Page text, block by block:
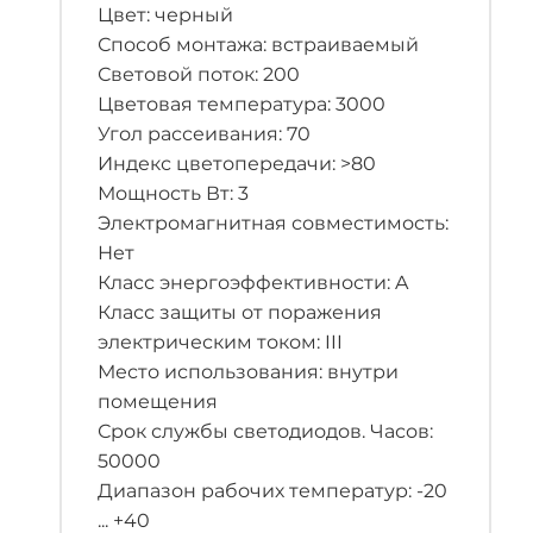
Цвет: черный
Способ монтажа: встраиваемый
Световой поток: 200
Цветовая температура: 3000
Угол рассеивания: 70
Индекс цветопередачи: >80
Мощность Вт: 3
Электромагнитная совместимость:
Нет
Класс энергоэффективности: A
Класс защиты от поражения
электрическим током: III
Место использования: внутри
помещения
Срок службы светодиодов. Часов:
50000
Диапазон рабочих температур: -20
... +40